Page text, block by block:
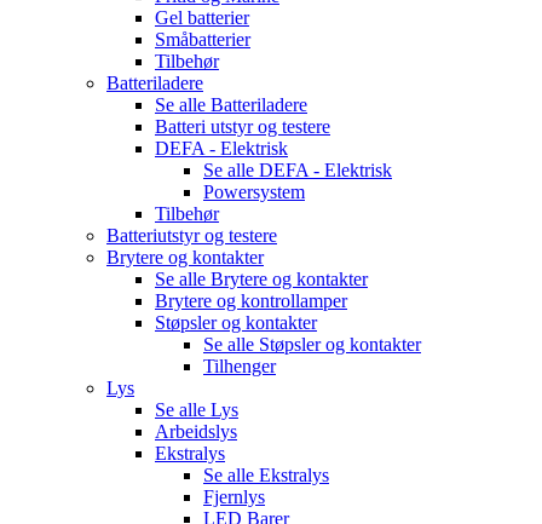
Gel batterier
Småbatterier
Tilbehør
Batteriladere
Se alle Batteriladere
Batteri utstyr og testere
DEFA - Elektrisk
Se alle DEFA - Elektrisk
Powersystem
Tilbehør
Batteriutstyr og testere
Brytere og kontakter
Se alle Brytere og kontakter
Brytere og kontrollamper
Støpsler og kontakter
Se alle Støpsler og kontakter
Tilhenger
Lys
Se alle Lys
Arbeidslys
Ekstralys
Se alle Ekstralys
Fjernlys
LED Barer